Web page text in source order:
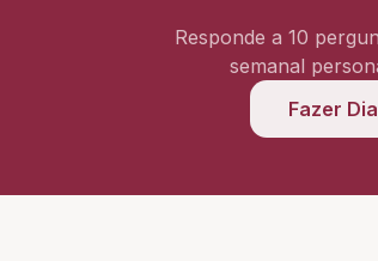
Responde a 10
semanal
Fazer